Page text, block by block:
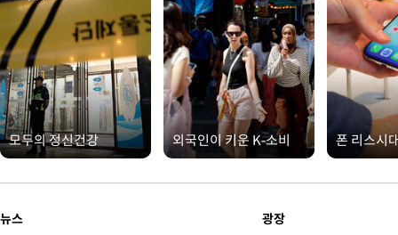
모두의 정신건강 외국인이 키운 K-소비 폰 리스시
뉴스 광장